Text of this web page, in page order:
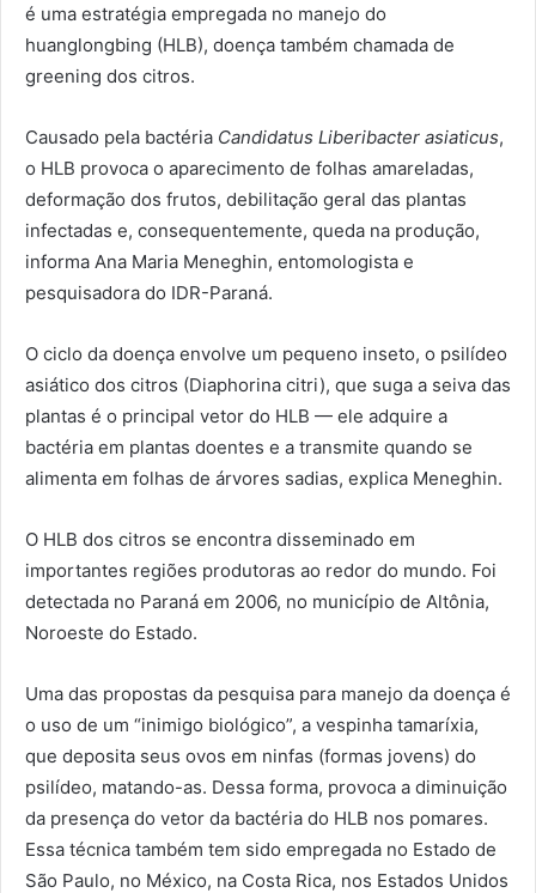
é uma estratégia empregada no manejo do
huanglongbing (HLB), doença também chamada de
greening dos citros.
Causado pela bactéria Candidatus Liberibacter asiaticus,
o HLB provoca o aparecimento de folhas amareladas,
deformação dos frutos, debilitação geral das plantas
infectadas e, consequentemente, queda na produção,
informa Ana Maria Meneghin, entomologista e
pesquisadora do IDR-Paraná.
O ciclo da doença envolve um pequeno inseto, o psilídeo
asiático dos citros (Diaphorina citri), que suga a seiva das
plantas é o principal vetor do HLB — ele adquire a
bactéria em plantas doentes e a transmite quando se
alimenta em folhas de árvores sadias, explica Meneghin.
O HLB dos citros se encontra disseminado em
importantes regiões produtoras ao redor do mundo. Foi
detectada no Paraná em 2006, no município de Altônia,
Noroeste do Estado.
Uma das propostas da pesquisa para manejo da doença é
o uso de um “inimigo biológico”, a vespinha tamaríxia,
que deposita seus ovos em ninfas (formas jovens) do
psilídeo, matando-as. Dessa forma, provoca a diminuição
da presença do vetor da bactéria do HLB nos pomares.
Essa técnica também tem sido empregada no Estado de
São Paulo, no México, na Costa Rica, nos Estados Unidos